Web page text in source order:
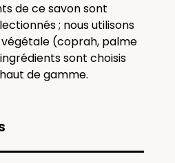
de ce savon sont
; nous utilisons
(coprah, palme
sont choisis
de gamme.